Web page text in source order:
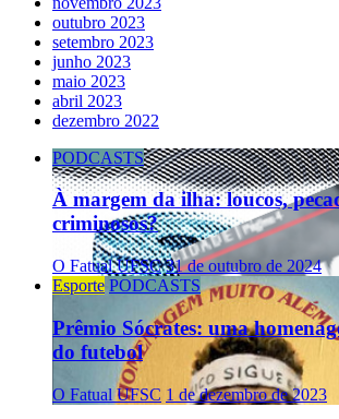
outubro 2023
setembro 2023
junho 2023
maio 2023
abril 2023
dezembro 2022
PODCASTS
À margem da ilha: loucos,
criminosos?
O Fatual UFSC 31 de outubro de 2024
Esporte PODCASTS
Prêmio Sócrates: uma
do futebol
O Fatual UFSC 1 de dezembro de 2023